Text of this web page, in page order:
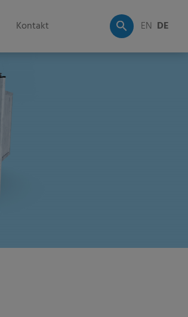
Kontakt EN DE